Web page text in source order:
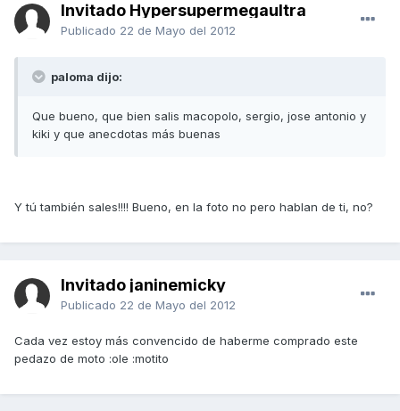
Invitado Hypersupermegaultra
Publicado 22 de Mayo del 2012
paloma dijo:
Que bueno, que bien salis macopolo, sergio, jose antonio y
kiki y que anecdotas más buenas
Y tú también sales!!!! Bueno, en la foto no pero hablan de ti, no?
Invitado janinemicky
Publicado 22 de Mayo del 2012
Cada vez estoy más convencido de haberme comprado este
pedazo de moto :ole :motito